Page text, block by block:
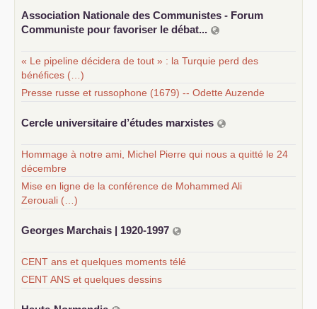
Association Nationale des Communistes - Forum
Communiste pour favoriser le débat...
« Le pipeline décidera de tout » : la Turquie perd des
bénéfices (…)
Presse russe et russophone (1679) -- Odette Auzende
Cercle universitaire d’études marxistes
Hommage à notre ami, Michel Pierre qui nous a quitté le 24
décembre
Mise en ligne de la conférence de Mohammed Ali
Zerouali (…)
Georges Marchais | 1920-1997
CENT ans et quelques moments télé
CENT ANS et quelques dessins